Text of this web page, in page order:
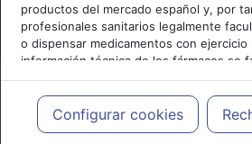
productos del mercado español y, por
profesionales sanitarios legalmente
o dispensar medicamentos con ejercicio
información técnica de los fármacos se
meramente informativo, siendo
profesionales facultados prescribir
cada caso concreto, el tratamiento más
necesidades del paciente.
Configurar cookies